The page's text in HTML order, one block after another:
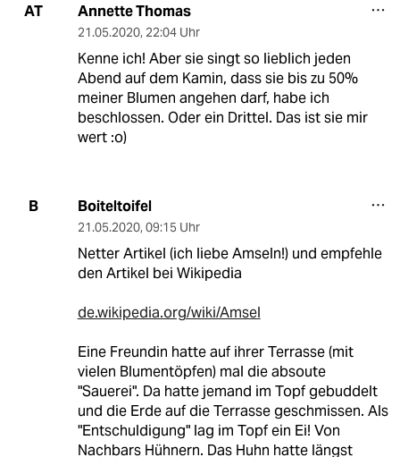
AT Annette Thomas
21.05.2020, 22:04 Uhr
Kenne ich! Aber sie singt so lieblich jeden
Abend auf dem Kamin, dass sie bis zu 50%
meiner Blumen angehen darf, habe ich
beschlossen. Oder ein Drittel. Das ist sie mir
wert :o)
B Boiteltoifel
21.05.2020, 09:15 Uhr
Netter Artikel (ich liebe Amseln!) und empfehle
den Artikel bei Wikipedia
de.wikipedia.org/wiki/Amsel
Eine Freundin hatte auf ihrer Terrasse (mit
vielen Blumentöpfen) mal die absoute
"Sauerei". Da hatte jemand im Topf gebuddelt
und die Erde auf die Terrasse geschmissen. Als
"Entschuldigung" lag im Topf ein Ei! Von
Nachbars Hühnern. Das Huhn hatte längst